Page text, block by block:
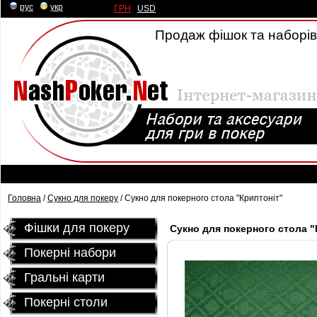
рус укр ГРН USD
Продаж фішок та
Головна /Сукно для покеру / Сукно для покерного стола "Криптоніт"
Фішки для покеру
Покерні набори
Гральні карти
Покернi столи
Сукно для покерного стола